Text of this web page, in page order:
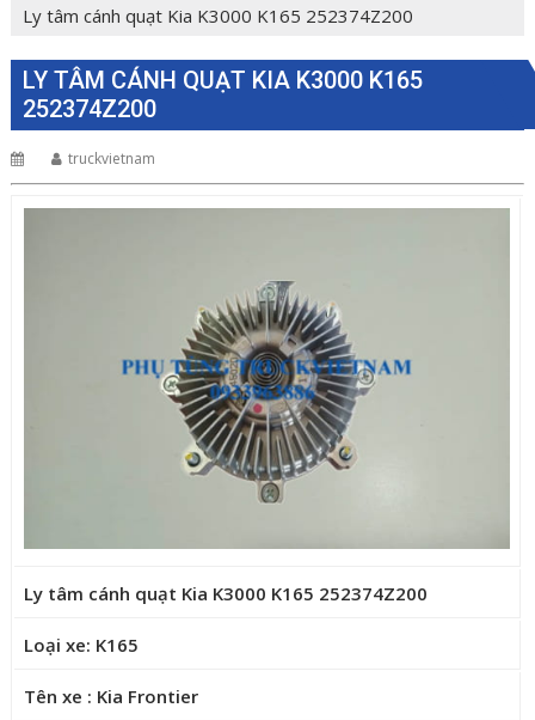
Ly tâm cánh quạt Kia K3000 K165 252374Z200
LY TÂM CÁNH QUẠT KIA K3000 K165
252374Z200
truckvietnam
Ly tâm cánh quạt Kia K3000 K165 252374Z200
Loại xe: K165
Tên xe : Kia Frontier